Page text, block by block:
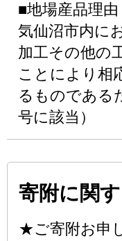
■地場産品理由
気仙沼市内に
加工その他の
ことにより相
るものである
号に該当）
寄附に関
★ご寄附お申